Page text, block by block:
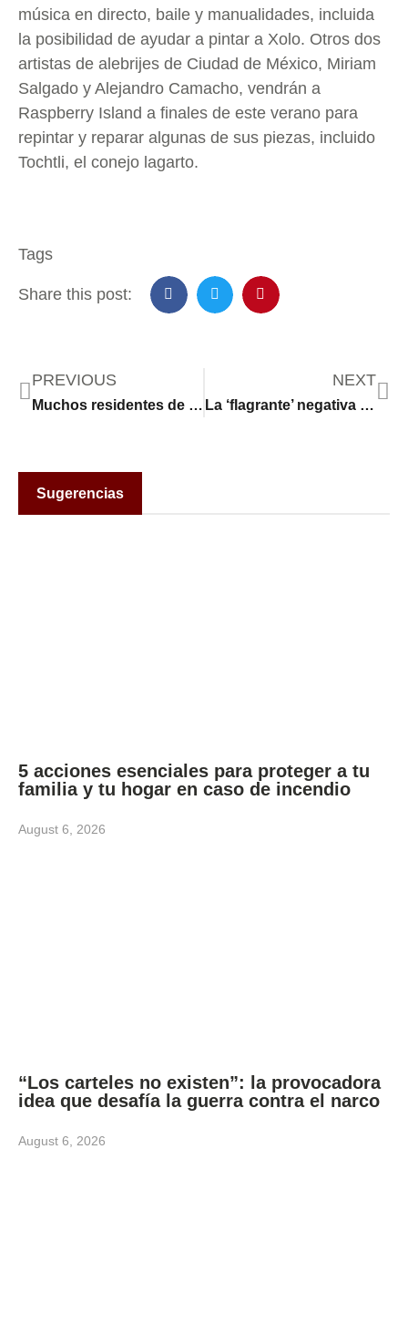
música en directo, baile y manualidades, incluida
la posibilidad de ayudar a pintar a Xolo. Otros dos
artistas de alebrijes de Ciudad de México, Miriam
Salgado y Alejandro Camacho, vendrán a
Raspberry Island a finales de este verano para
repintar y reparar algunas de sus piezas, incluido
Tochtli, el conejo lagarto.
Tags
Share this post:
PREVIOUS
Muchos residentes de Minneapolis cercanos a la antigua comisaría de Derek Chauvin no confían en la policía
NEXT
La ‘flagrante’ negativa de Trump a cumplir en un caso de deportación
Sugerencias
5 acciones esenciales para proteger a tu
familia y tu hogar en caso de incendio
August 6, 2026
“Los carteles no existen”: la provocadora
idea que desafía la guerra contra el narco
August 6, 2026